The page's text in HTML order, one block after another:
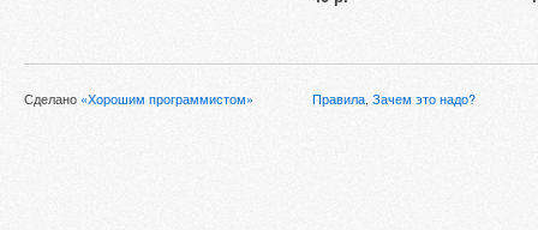
Сделано «Хорошим программистом» Правила, Зачем это надо?